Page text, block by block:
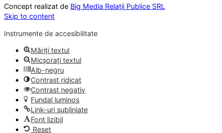
Concept realizat de Big Media Relații Publice SRL
Skip to content
Instrumente de accesibilitate
Măriți textul
Micșorați textul
Alb-negru
Contrast ridicat
Contrast negativ
Fundal luminos
Link-uri subliniate
Font lizibil
Reset